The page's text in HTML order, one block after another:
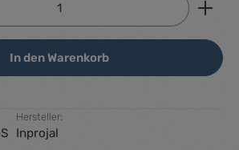
In den Warenkorb
Hersteller:
Inprojal